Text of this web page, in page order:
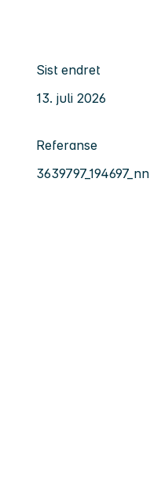
Sist endret
13. juli 2026
Referanse
3639797_194697_nn